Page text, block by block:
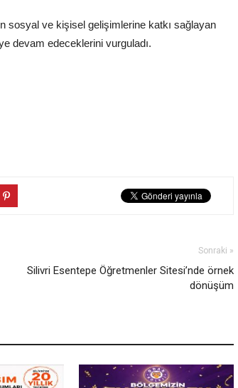
sosyal ve kişisel gelişimlerine katkı sağlayan
devam edeceklerini vurguladı.
Sonraki »
Silivri Esentepe Öğretmenler Sitesi’nde örnek
dönüşüm